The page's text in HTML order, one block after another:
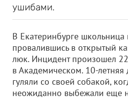
ушибами.
В Екатеринбурге
провалившись в открытый
люк. Инцидент произошел
в Академическом. 10-
гуляли со своей собакой,
неожиданно выбежали еще